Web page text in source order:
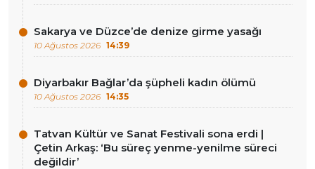
Sakarya ve Düzce’de denize girme yasağı
10 Ağustos 2026 14:39
Diyarbakır Bağlar’da şüpheli kadın ölümü
10 Ağustos 2026 14:35
Tatvan Kültür ve Sanat Festivali sona erdi |
Çetin Arkaş: ‘Bu süreç yenme-yenilme süreci
değildir’